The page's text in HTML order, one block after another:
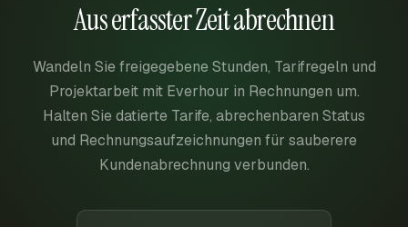
Aus erfasster Zeit abrechnen
Wandeln Sie freigegebene Stunden, Tarifregeln und
Projektarbeit mit Everhour in Rechnungen um.
Halten Sie datierte Tarife, abrechenbaren Status
und Rechnungsaufzeichnungen für sauberere
Kundenabrechnung verbunden.